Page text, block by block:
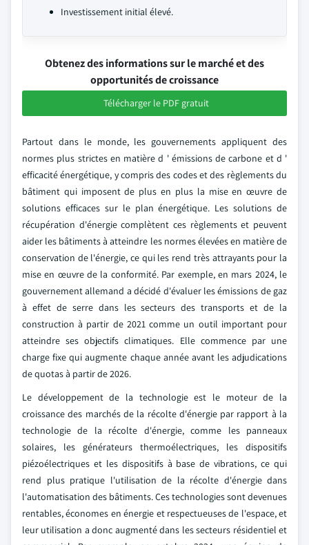
Investissement initial élevé.
Obtenez des informations sur le marché et des
opportunités de croissance
Télécharger le PDF gratuit
Partout dans le monde, les gouvernements appliquent des
normes plus strictes en matière d ' émissions de carbone et d '
efficacité énergétique, y compris des codes et des règlements du
bâtiment qui imposent de plus en plus la mise en œuvre de
solutions efficaces sur le plan énergétique. Les solutions de
récupération d'énergie complètent ces règlements et peuvent
aider les bâtiments à atteindre les normes élevées en matière de
conservation de l'énergie, ce qui les rend très attrayants pour la
mise en œuvre de la conformité. Par exemple, en mars 2024, le
gouvernement allemand a décidé d'évaluer les émissions de gaz
à effet de serre dans les secteurs des transports et de la
construction à partir de 2021 comme un outil important pour
atteindre ses objectifs climatiques. Elle commence par une
charge fixe qui augmente chaque année avant les adjudications
de quotas à partir de 2026.
Le développement de la technologie est le moteur de la
croissance des marchés de la récolte d'énergie par rapport à la
technologie de la récolte d'énergie, comme les panneaux
solaires, les générateurs thermoélectriques, les dispositifs
piézoélectriques et les dispositifs à base de vibrations, ce qui
rend plus pratique l'utilisation de la récolte d'énergie dans
l'automatisation des bâtiments. Ces technologies sont devenues
rentables, économes en énergie et respectueuses de l'espace, et
leur utilisation a donc augmenté dans les secteurs résidentiel et